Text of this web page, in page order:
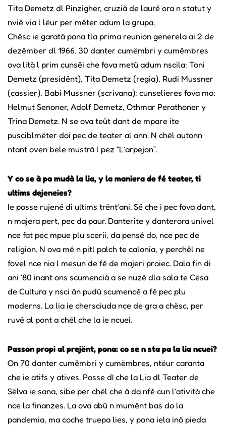
Tita Demetz dl Pinzigher, cruzià de lauré ora n statut y
nvië via l lëur per mëter adum la grupa.
Chësc ie garatà pona tla prima reunion generela ai 2 de
dezëmber dl 1966. 30 danter cumëmbri y cumëmbres
ova lità l prim cunsëi che fova metù adum nscila: Toni
Demetz (presidënt), Tita Demetz (regia), Rudi Mussner
(cassier), Babi Mussner (scrivana); cunselieres fova mo:
Helmut Senoner, Adolf Demetz, Othmar Perathoner y
Trina Demetz. N se ova teüt dant de mpare ite
pusciblmëter doi pec de teater al ann. N chël autonn
ntant oven bele mustrà l pez “L’arpejon”.
Y co se à pa mudà la lia, y la maniera de fé teater, ti
ultims dejeneies?
Ie posse rujené di ultims trënt’ani. Sé che i pec fova dant,
n majera pert, pec da paur. Danterite y danterora univel
nce fat pec mpue plu scerii, da pensé do, nce pec de
religion. N ova mé n pitl palch te calonia, y perchël ne
fovel nce nia l mesun de fé de majeri proiec. Dala fin di
ani ‘80 inant ons scumencià a se nuzé dla sala te Cësa
de Cultura y nsci àn pudù scumencé a fé pec plu
moderns. La lia ie chersciuda nce de gra a chësc, per
ruvé al pont a chël che la ie ncuei.
Passon propi al prejënt, pona: co se n sta pa la lia ncuei?
On 70 danter cumëmbri y cumëmbres, ntëur caranta
che ie atifs y atives. Posse dì che la Lia dl Teater de
Sëlva ie sana, sibe per chël che à da nfé cun l’atività che
nce la finanzes. La ova abù n mumënt bas do la
pandemia, ma coche truepa lies, y pona iela inò pieda